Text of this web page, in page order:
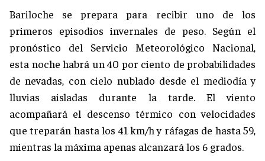
Bariloche se prepara para recibir uno de los
primeros episodios invernales de peso. Según el
pronóstico del Servicio Meteorológico Nacional,
esta noche habrá un 40 por ciento de probabilidades
de nevadas, con cielo nublado desde el mediodía y
lluvias aisladas durante la tarde. El viento
acompañará el descenso térmico con velocidades
que treparán hasta los 41 km/h y ráfagas de hasta 59,
mientras la máxima apenas alcanzará los 6 grados.